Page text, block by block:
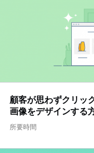
顧客が思わずクリッ
画像をデザインする
所要時間